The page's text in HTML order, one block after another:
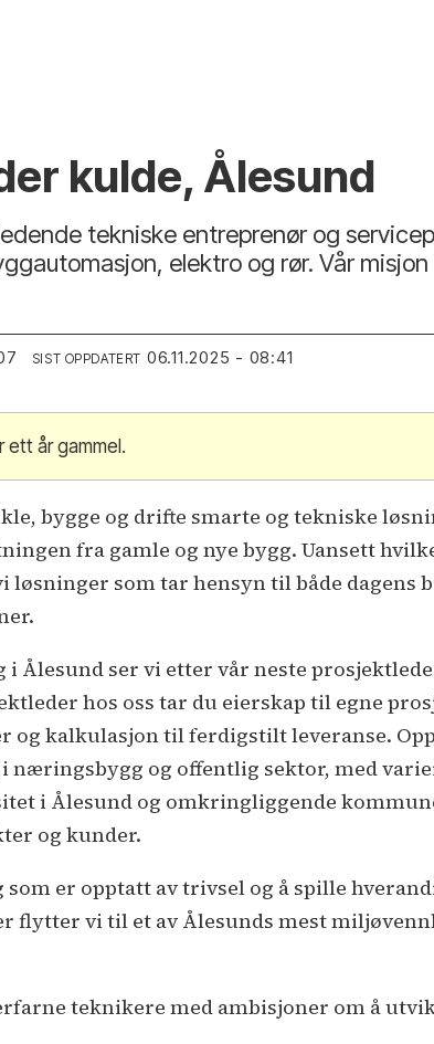
kulde, Ålesund
tekniske entreprenør og
elektro og rør. Vår
SIST OPPDATERT 06.11.2025 - 08:41
ett år gammel.
bygge og drifte smarte og tekniske
fra gamle og nye bygg. Uansett
løsninger som tar hensyn til både dagens
i Ålesund ser vi etter vår neste
hos oss tar du eierskap til egne
og kalkulasjon til ferdigstilt leveranse.
næringsbygg og offentlig sektor, med
i Ålesund og omkringliggende
og kunder.
er opptatt av trivsel og å spille
flytter vi til et av Ålesunds mest
teknikere med ambisjoner om å